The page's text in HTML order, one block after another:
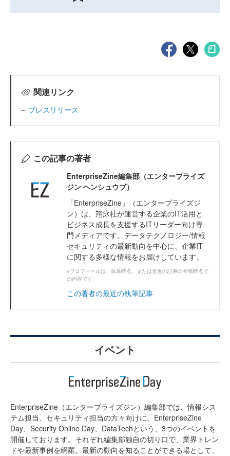
関連リンク
プレスリリース
この記事の著者
EnterpriseZine編集部（エンタープライズ
ジン ヘンシュウブ）
「EnterpriseZine」（エンタープライズジ
ン）は、翔泳社が運営する企業のIT活用と
ビジネス成長を支援するITリーダー向け専
門メディアです。データテクノロジー/情報
セキュリティの最新動向を中心に、企業IT
に関する多様な情報をお届けしています。
※プロフィールは、執筆時点、または直近の記事の寄稿時点で
の内容です
この著者の最近の執筆記事
イベント
EnterpriseZine（エンタープライズジン）編集部では、情報シス
テム担当、セキュリティ担当の方々向けに、EnterpriseZine
Day、Security Online Day、DataTechという、3つのイベントを
開催しております。それぞれ編集部独自の切り口で、業界トレン
ドや最新事例を網羅。最新の動向を知ることができる場として、